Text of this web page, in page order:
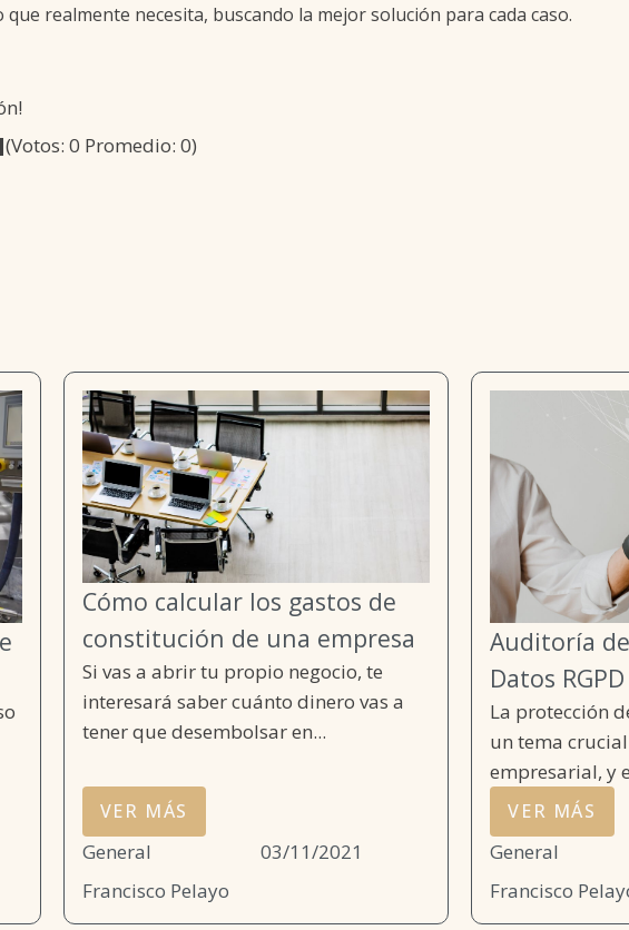
realmente necesita, buscando la mejor solución para cada caso.
(Votos: 0 Promedio: 0)
Cómo calcular los gastos de
constitución de una empresa
Si vas a abrir tu propio negocio, te
interesará saber cuánto dinero vas a
tener que desembolsar en...
VER MÁS
General
03/11/2021
Francisco Pelayo
Auditoría
Datos
La protección
un tema
empresarial, y
VER MÁS
General
Francisco